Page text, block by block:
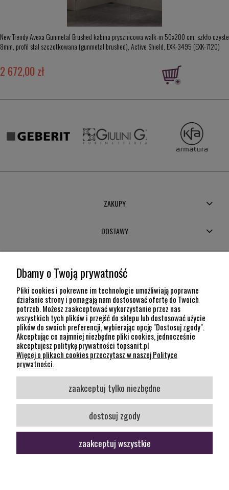
New Trendy Avexa Gunmetal Brushed kabina prysznicowa walk-in 50x200 cm, szkło czyste
8mm, profil stal szczotkowana (gunmetal brushed), Active Shield, EXK-3495 (EXK-7120)
2 672,00 zł
ZAKUPY
DOSTAWY
POMOC
INFORMACJE
KONTAKT
12 307 26 20
Kraków, 30-704 Na Dołach 8
SOCIAL MEDIA
Śledź nas
pokaż pełną wersję strony
Dbamy o Twoją prywatność
Pliki cookies i pokrewne im technologie umożliwiają poprawne
działanie strony i pomagają nam dostosować ofertę do Twoich
potrzeb. Możesz zaakceptować wykorzystanie przez nas
wszystkich tych plików i przejść do sklepu lub dostosować użycie
plików do swoich preferencji, wybierając opcję "Dostosuj zgody".
Akceptując co najmniej niezbędne pliki cookies, jednocześnie
akceptujesz politykę prywatności topsanit.pl
Więcej o plikach cookies przeczytasz w naszej Polityce
prywatności.
zaakceptuj tylko niezbędne
dostosuj zgody
zaakceptuj wszystkie